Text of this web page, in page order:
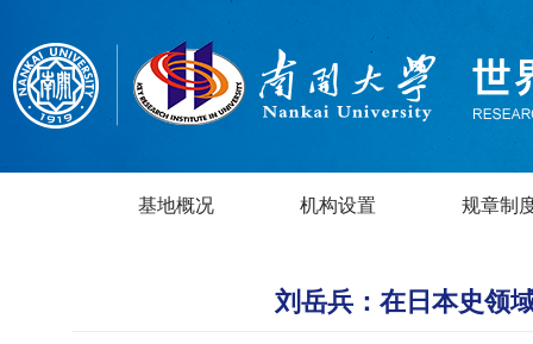
基地概况 机构设置 规章制
刘岳兵：在日本史领